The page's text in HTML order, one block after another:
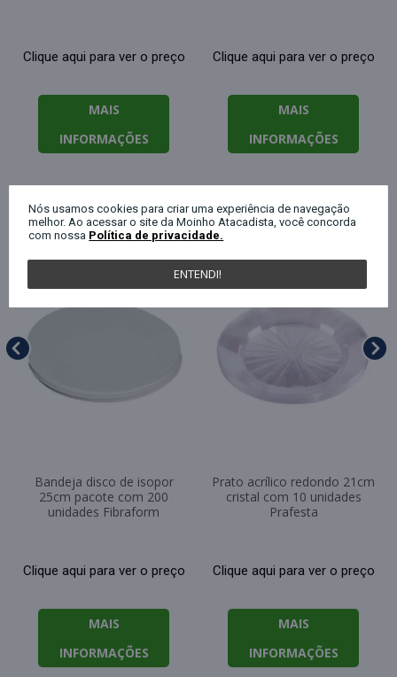
Clique aqui para ver o preço
MAIS
INFORMAÇÕES
Clique aqui para ver o preço
MAIS
INFORMAÇÕES
QUEM COMPROU ESTE PRODUTO,
Bandeja disco de isopor
25cm pacote com 200
unidades Fibraform
Clique aqui para ver o preço
MAIS
INFORMAÇÕES
Prato acrílico redondo 21cm
cristal com 10 unidades
Prafesta
Clique aqui para ver o preço
MAIS
INFORMAÇÕES
Nós usamos cookies para criar uma experiência de navegação
melhor. Ao acessar o site da Moinho Atacadista, você concorda
com nossa Política de privacidade.
ENTENDI!